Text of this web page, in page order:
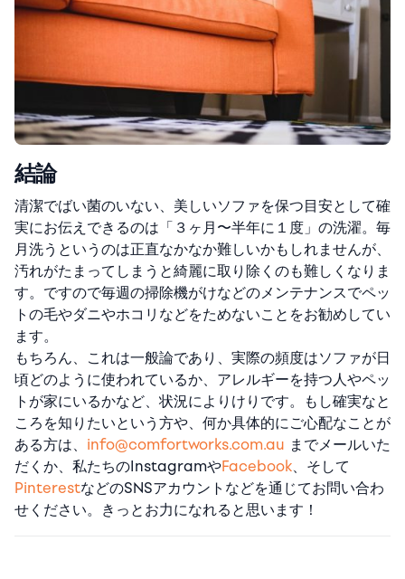
結論
清潔でばい菌のいない、美しいソファを保つ目安として確
実にお伝えできるのは「３ヶ月〜半年に１度」の洗濯。毎
月洗うというのは正直なかなか難しいかもしれませんが、
汚れがたまってしまうと綺麗に取り除くのも難しくなりま
す。ですので毎週の掃除機がけなどのメンテナンスでペッ
トの毛やダニやホコリなどをためないことをお勧めしてい
ます。
もちろん、これは一般論であり、実際の頻度はソファが日
頃どのように使われているか、アレルギーを持つ人やペッ
トが家にいるかなど、状況によりけりです。もし確実なと
ころを知りたいという方や、何か具体的にご心配なことが
ある方は、 info@comfortworks.com.au までメールいた
だくか、私たちのInstagramやFacebook、そして
PinterestなどのSNSアカウントなどを通じてお問い合わ
せください。きっとお力になれると思います！